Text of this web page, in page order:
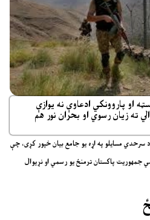
او پاروونکي ادعاوې نه یوازې
ته زیان رسوي او بحران نور هم
سرحدي مسایلو په اړه یو جامع بیان خپور کړی، چې
جمهوریت پاکستان ترمنځ یو رسمي او نړیوال